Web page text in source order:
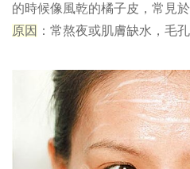
的時候像風乾的橘子皮，常見
原因 ：常熬夜或肌膚缺水，毛